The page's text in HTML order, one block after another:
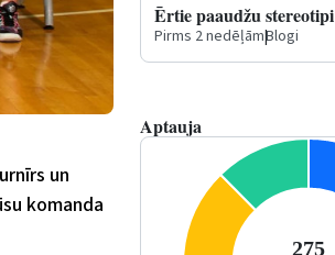
un
komanda
Ērtie paaudžu stereotipi
Pirms 2 nedēļām|Blogi
Aptauja